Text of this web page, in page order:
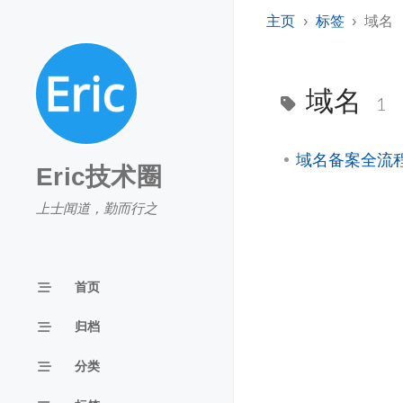
Eric技术圈
上士闻道，勤而行之
首页
归档
分类
主页 标签 域名
域名 1
域名备案全流